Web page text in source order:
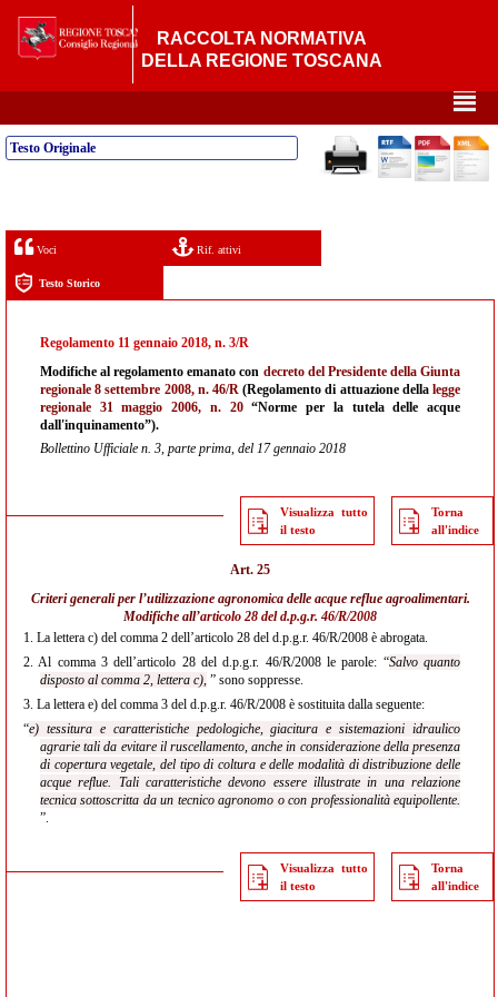
RACCOLTA NORMATIVA
DELLA REGIONE TOSCANA
²
Testo Originale
Voci Rif. attivi
Testo Storico
Regolamento 11 gennaio 2018, n. 3/R
Modifiche al regolamento emanato con decreto del Presidente della Giunta
regionale 8 settembre 2008, n. 46/R (Regolamento di attuazione della legge
regionale 31 maggio 2006, n. 20“Norme per la tutela delle acque
dall'inquinamento”).
Bollettino Ufficiale n. 3, parte prima, del 17 gennaio 2018
Visualizza tutto
il testo
Torna
all'indice
Art. 25
Criteri generali per l’utilizzazione agronomica delle acque reflue agroalimentari.
Modifiche all’articolo 28 del d.p.g.r. 46/R/2008
1. La lettera c) del comma 2 dell’articolo 28 del d.p.g.r. 46/R/2008 è abrogata.
2. Al comma 3 dell’articolo 28 del d.p.g.r. 46/R/2008 le parole: “Salvo quanto
disposto al comma 2, lettera c), ” sono soppresse.
3. La lettera e) del comma 3 del d.p.g.r. 46/R/2008 è sostituita dalla seguente:
“e) tessitura e caratteristiche pedologiche, giacitura e sistemazioni idraulico
agrarie tali da evitare il ruscellamento, anche in considerazione della presenza
di copertura vegetale, del tipo di coltura e delle modalità di distribuzione delle
acque reflue. Tali caratteristiche devono essere illustrate in una relazione
tecnica sottoscritta da un tecnico agronomo o con professionalità equipollente.
”.
Visualizza tutto
il testo
Torna
all'indice